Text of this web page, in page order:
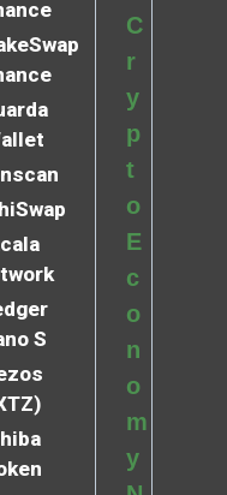
S
C
r
y
p
t
o
E
c
o
n
o
m
y